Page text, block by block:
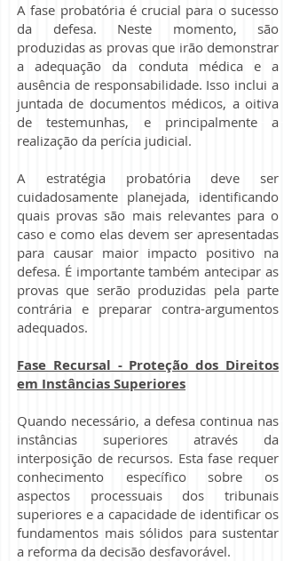
A fase probatória é crucial para o sucesso
da defesa. Neste momento, são
produzidas as provas que irão demonstrar
a adequação da conduta médica e a
ausência de responsabilidade. Isso inclui a
juntada de documentos médicos, a oitiva
de testemunhas, e principalmente a
realização da perícia judicial.
A estratégia probatória deve ser
cuidadosamente planejada, identificando
quais provas são mais relevantes para o
caso e como elas devem ser apresentadas
para causar maior impacto positivo na
defesa. É importante também antecipar as
provas que serão produzidas pela parte
contrária e preparar contra-argumentos
adequados.
Fase Recursal - Proteção dos Direitos
em Instâncias Superiores
Quando necessário, a defesa continua nas
instâncias superiores através da
interposição de recursos. Esta fase requer
conhecimento específico sobre os
aspectos processuais dos tribunais
superiores e a capacidade de identificar os
fundamentos mais sólidos para sustentar
a reforma da decisão desfavorável.